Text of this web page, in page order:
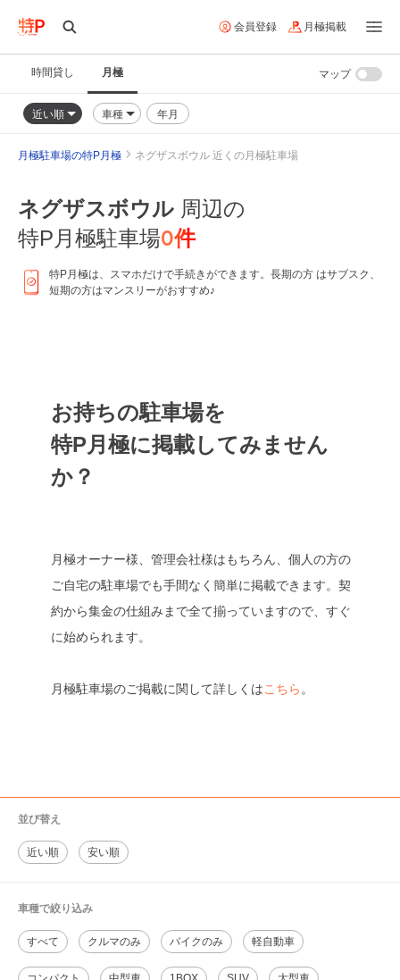
会員登録 月極掲載
時間貸し 月極
近い順 車種 年月
マップ
月極駐車場の特P月極 ネグザスボウル 近くの月極駐車場
ネグザスボウル 周辺の
特P月極駐車場0件
特P月極は、スマホだけで手続きができます。長期の方 はサブスク、
短期の方はマンスリーがおすすめ♪
お持ちの駐車場を
特P月極に掲載してみません
か？
月極オーナー様、管理会社様はもちろん、個人の方の
ご自宅の駐車場でも手間なく簡単に掲載できます。契
約から集金の仕組みまで全て揃っていますので、すぐ
に始められます。
月極駐車場のご掲載に関して詳しくはこちら 。
並び替え
近い順 安い順
車種で絞り込み
すべて クルマのみ バイクのみ 軽自動車